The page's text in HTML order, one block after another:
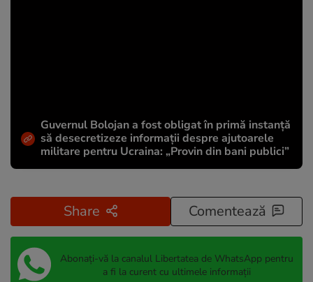
Guvernul Bolojan a fost obligat în primă instanță
să desecretizeze informații despre ajutoarele
militare pentru Ucraina: „Provin din bani publici”
Share Comentează
Abonați-vă la canalul Libertatea de WhatsApp pentru
a fi la curent cu ultimele informații